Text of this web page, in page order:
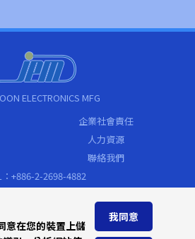
ELECTRONICS MFG
企業社會責任
人力資源
聯絡我們
：+886-2-2698-4882
Address
意在您的裝置上儲
我同意